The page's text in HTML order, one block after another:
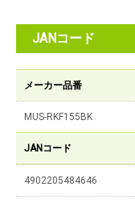
JANコード
メーカー品番
MUS-RKF155BK
JANコード
4902205484646